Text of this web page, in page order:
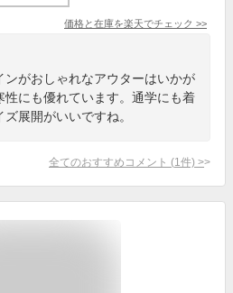
価格と在庫を楽天でチェック >>
ンがおしゃれなアウターはいかが
性にも優れています。通学にも着
展開がいいですね。
全てのおすすめコメント (1 件) >